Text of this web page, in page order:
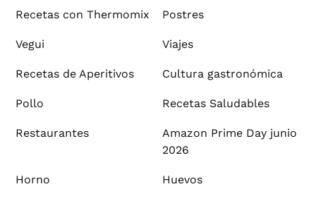
Recetas con Thermomix Postres
Vegui Viajes
Recetas de Aperitivos Cultura gastronómica
Pollo Recetas Saludables
Restaurantes
Amazon Prime Day junio
2026
Horno Huevos